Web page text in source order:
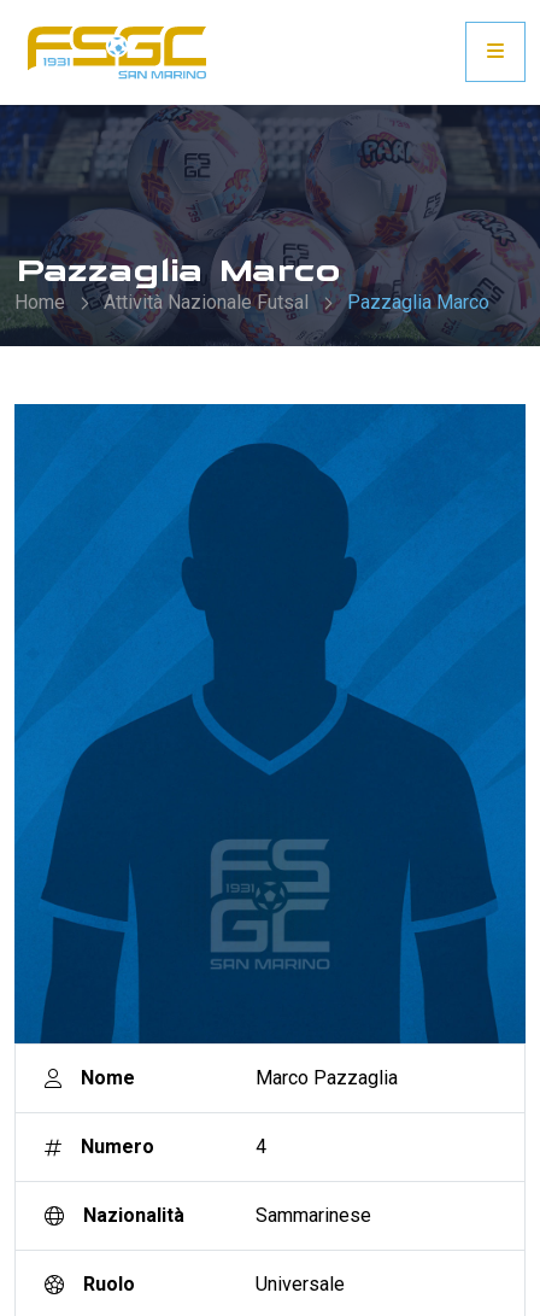
Pazzaglia Marco
Home Attività Nazionale Futsal Pazzaglia Marco
Nome Marco Pazzaglia
Numero 4
Nazionalità Sammarinese
Ruolo Universale